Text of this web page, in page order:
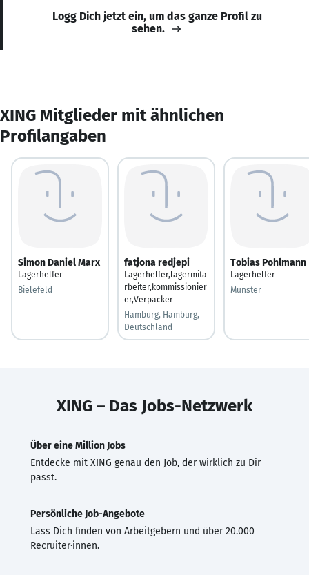
Logg Dich jetzt ein, um das ganze Profil zu
sehen.
XING Mitglieder mit ähnlichen
Profilangaben
Simon Daniel Marx
Lagerhelfer
Bielefeld
fatjona redjepi
Lagerhelfer,lagermita
rbeiter,kommissionier
er,Verpacker
Hamburg, Hamburg,
Deutschland
Tobias Pohlmann
Lagerhelfer
Münster
XING – Das Jobs-Netzwerk
Über eine Million Jobs
Entdecke mit XING genau den Job, der wirklich zu Dir
passt.
Persönliche Job-Angebote
Lass Dich finden von Arbeitgebern und über 20.000
Recruiter·innen.